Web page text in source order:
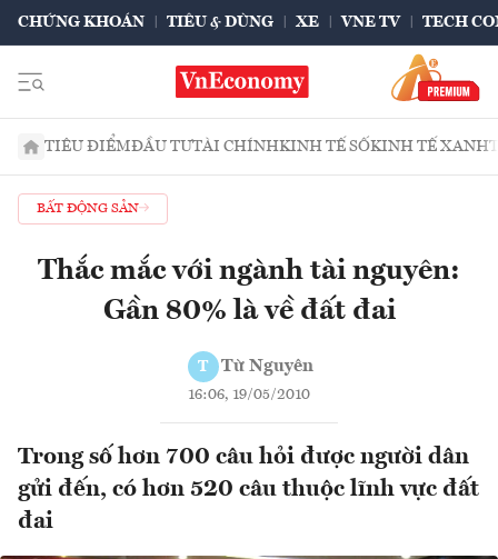
CHỨNG KHOÁN TIÊU & DÙNG XE VNE TV TECH
TIÊU ĐIỂMĐẦU TƯTÀI CHÍNHKINH TẾ SỐKINH TẾ XANH
BẤT ĐỘNG SẢN
Thắc mắc với ngành tài nguyên:
Gần 80% là về đất đai
T Từ Nguyên
16:06, 19/05/2010
Trong số hơn 700 câu hỏi được người dân
gửi đến, có hơn 520 câu thuộc lĩnh vực đất
đai